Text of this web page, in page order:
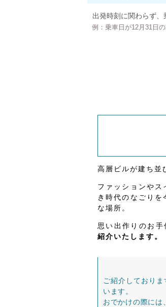
出発時刻に関わらず、
例：乗車日が12月31日
高層ビルが建ち並
ファッションや
き時代のなごり
な場所。
思い出作りのお手
紹介いたします。
ご紹介しており
います。
おでかけの際には